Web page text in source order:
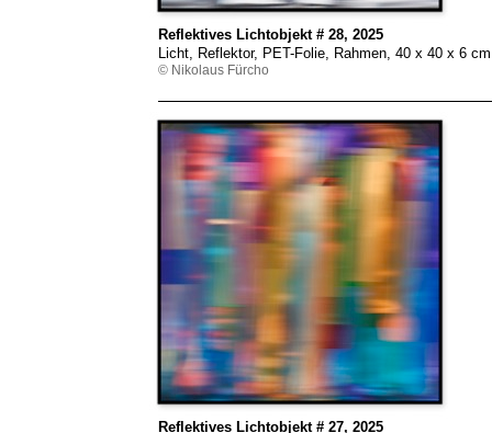
Reflektives Lichtobjekt # 28, 2025
Licht, Reflektor, PET-Folie, Rahmen, 40 x 40 x 6
© Nikolaus Fürcho
Reflektives Lichtobjekt # 27, 2025